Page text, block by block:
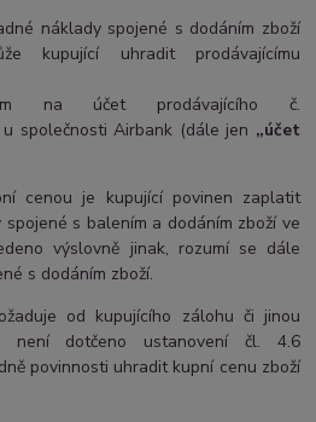
náklady spojené s dodáním zboží
kupující uhradit prodávajícímu
na účet prodávajícího č.
u společnostiAirbank (dále jen „účet
je kupující povinen zaplatit
s balením a dodáním zboží ve
výslovně jinak, rozumí se dále
s dodáním zboží.
od kupujícího zálohu či jinou
není dotčeno ustanovení čl. 4.6
povinnosti uhradit kupní cenu zboží